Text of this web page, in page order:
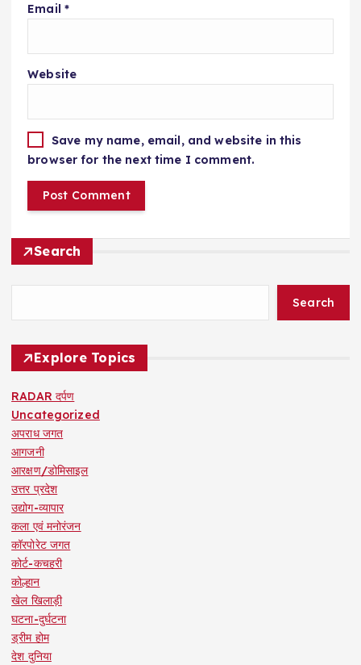
Email *
Website
Save my name, email, and website in this
browser for the next time I comment.
Search
Search
Explore Topics
RADAR दर्पण
Uncategorized
अपराध जगत
आगजनी
आरक्षण/डोमिसाइल
उत्तर प्रदेश
उद्योग-व्यापार
कला एवं मनोरंजन
कॉरपोरेट जगत
कोर्ट-कचहरी
कोल्हान
खेल खिलाड़ी
घटना-दुर्घटना
ड्रीम होम
देश दुनिया